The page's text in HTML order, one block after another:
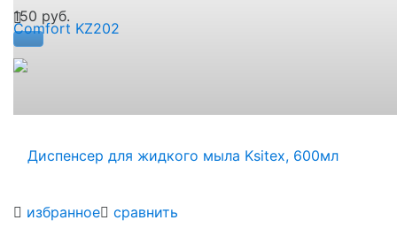
избранное сравнить
150 руб.